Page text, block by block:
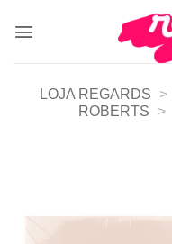
LOJA REGARDS >
ROBERTS
>